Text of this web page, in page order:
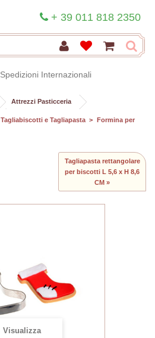
+ 39 011 818 2350
Spedizioni Internazionali
>Attrezzi Pasticceria >
Tagliabiscotti e Tagliapasta > Formina per
Tagliapasta rettangolare
per biscotti L 5,6 x H 8,6
CM »
Visualizza